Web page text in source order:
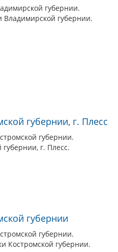
губернии.
Владимирской губернии.
губернии, г. Плесс
губернии.
г. Плесс.
губернии
губернии.
Костромской губернии.